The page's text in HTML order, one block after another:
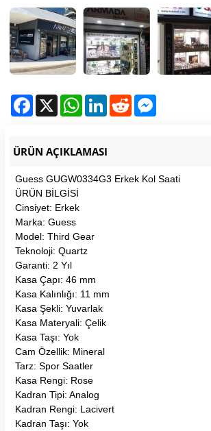
Facebook
X WhatsAppLinkedInReddit
ÜRÜN AÇIKLAMASI
Guess GUGW0334G3 Erkek Kol Saati
ÜRÜN BİLGİSİ
Cinsiyet: Erkek
Marka: Guess
Model: Third Gear
Teknoloji: Quartz
Garanti: 2 Yıl
Kasa Çapı: 46 mm
Kasa Kalınlığı: 11 mm
Kasa Şekli: Yuvarlak
Kasa Materyali: Çelik
Kasa Taşı: Yok
Cam Özellik: Mineral
Tarz: Spor Saatler
Kasa Rengi: Rose
Kadran Tipi: Analog
Kadran Rengi: Lacivert
Kadran Taşı: Yok